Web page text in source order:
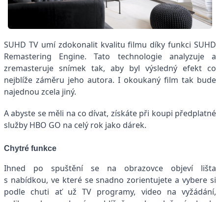
SUHD TV umí zdokonalit kvalitu filmu díky funkci SUHD
Remastering Engine. Tato technologie analyzuje a
zremasteruje snímek tak, aby byl výsledný efekt co
nejblíže záměru jeho autora. I okoukaný film tak bude
najednou zcela jiný.
A abyste se měli na co dívat, získáte při koupi předplatné
služby HBO GO na celý rok jako dárek.
Chytré funkce
Ihned po spuštění se na obrazovce objeví lišta
s nabídkou, ve které se snadno zorientujete a vybere si
podle chuti ať už TV programy, video na vyžádání,